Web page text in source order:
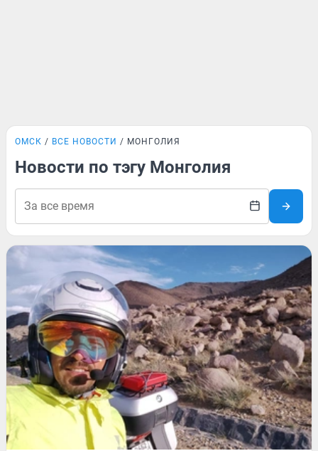
ОМСК ВСЕ НОВОСТИ МОНГОЛИЯ
Новости по тэгу Монголия